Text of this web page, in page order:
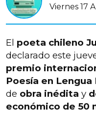
Viernes 17
El poeta chileno
declarado este
premio
Poesía en Lengua
de obra inédita y
económico de 50